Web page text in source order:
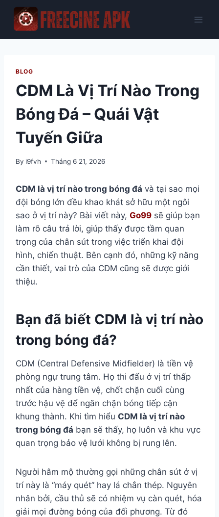
Skip
content
BLOG
CDM Là Vị Trí Nào Trong
Bóng Đá – Quái Vật
Tuyến Giữa
By i9fvh Tháng 6 21, 2026
CDM là vị trí nào trong bóng đá và tại sao mọi
đội bóng lớn đều khao khát sở hữu một ngôi
sao ở vị trí này? Bài viết này, Go99 sẽ giúp bạn
làm rõ câu trả lời, giúp thấy được tầm quan
trọng của chân sút trong việc triển khai đội
hình, chiến thuật. Bên cạnh đó, những kỹ năng
cần thiết, vai trò của CDM cũng sẽ được giới
thiệu.
Bạn đã biết CDM là vị trí nào
trong bóng đá?
CDM (Central Defensive Midfielder) là tiền vệ
phòng ngự trung tâm. Họ thi đấu ở vị trí thấp
nhất của hàng tiền vệ, chốt chặn cuối cùng
trước hậu vệ để ngăn chặn bóng tiếp cận
khung thành. Khi tìm hiểu CDM là vị trí nào
trong bóng đá bạn sẽ thấy, họ luôn và khu vực
quan trọng bảo vệ lưới không bị rung lên.
Người hâm mộ thường gọi những chân sút ở vị
trí này là “máy quét” hay lá chắn thép. Nguyên
nhân bởi, cầu thủ sẽ có nhiệm vụ càn quét, hóa
giải mọi đường bóng của đối phương. Từ đó